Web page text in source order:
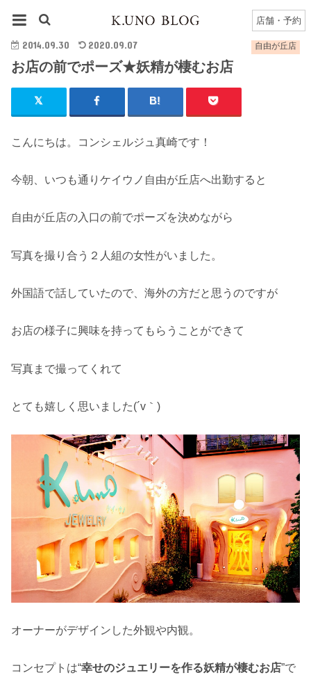
店舗・予約
お店の前でポーズ★妖精が棲むお店
自由が丘店
2014.09.30 2020.09.07
お店の前でポーズ★妖精が棲むお店
こんにちは。コンシェルジュ真崎です！
今朝、いつも通りケイウノ自由が丘店へ出勤すると
自由が丘店の入口の前でポーズを決めながら
写真を撮り合う２人組の女性がいました。
外国語で話していたので、海外の方だと思うのですが
お店の様子に興味を持ってもらうことができて
写真まで撮ってくれて
とても嬉しく思いました(´v｀)
オーナーがデザインした外観や内観。
コンセプトは“幸せのジュエリーを作る妖精が棲むお店”で